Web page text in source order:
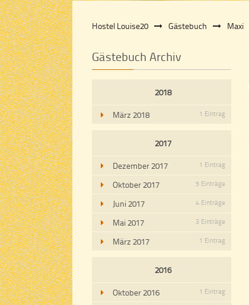
Hostel Louise20 Gästebuch Maxi
Gästebuch Archiv
2018
März 2018
1 Eintrag
2017
Dezember 2017
1 Eintrag
Oktober 2017 5 Einträge
Juni 2017 4 Einträge
Mai 2017 3 Einträge
März 2017 1 Eintrag
2016
Oktober 2016
1 Eintrag